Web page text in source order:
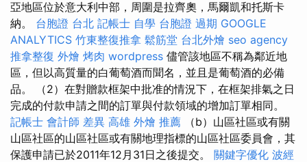
亞地區位於意大利中部，周圍是拉齊奧，馬爾凱和托斯卡
納。 台胞證 台北 記帳士 自學 台胞證 過期 GOOGLE
ANALYTICS 竹東整復推拿 鬆筋堂 台北外燴 seo agency
推拿整復 外燴 烤肉 wordpress 儘管該地區不稱為鄰近地
區，但以高質量的白葡萄酒而聞名，並且是葡萄酒的必備
品。 （2）在對贈款框架中批准的情況下，在框架排氣之日
完成的付款申請之間的訂單與付款領域的增加訂單相同。
記帳士 會計師 差異 高雄 外燴 推薦 （b）山區社區或有關
山區社區的山區社區或有關地理指標的山區社區委員會，其
保護申請已於2011年12月31日之後提交。 關鍵字優化 波經